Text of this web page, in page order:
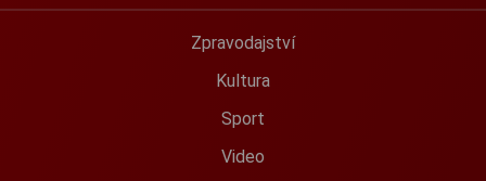
Zpravodajství
Kultura
Sport
Video